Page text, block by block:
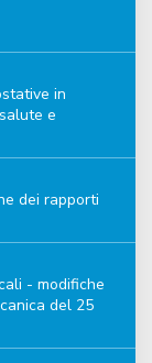
in
e
dei rapporti
- modifiche
del 25